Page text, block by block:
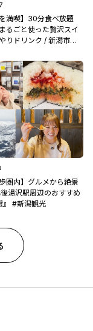
を満喫】30分食べ放題
るごと使った贅沢スイ
りドリンク / 新潟市南
圏内】グルメから絶景
湯沢駅周辺のおすすめ
』 #新潟観光